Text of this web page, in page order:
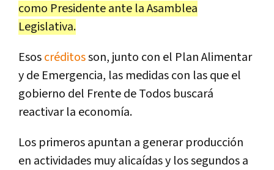
como Presidente ante la Asamblea
Legislativa.
Esoscréditosson, junto con el Plan Alimentar
y de Emergencia, las medidas con las que el
gobierno del Frente de Todos buscará
reactivar la economía.
Los primeros apuntan a generar producción
en actividades muy alicaídas y los segundos a